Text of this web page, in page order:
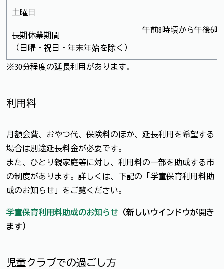
土曜日
午前8時頃から午後6
長期休業期間
（日曜・祝日・年末年始を除く）
※30分程度の延長利用があります。
利用料
月額会費、おやつ代、保険料のほか、延長利用を希望する
場合は別途延長料金が必要です。
また、ひとり親家庭等に対し、利用料の一部を助成する市
の制度があります。詳しくは、下記の「学童保育利用料助
成のお知らせ」をご覧ください。
学童保育利用料助成のお知らせ （新しいウインドウが開き
ます）
児童クラブでの過ごし方